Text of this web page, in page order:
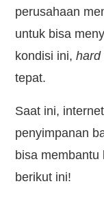
perusahaan
untuk bisa
kondisi ini,hard
tepat.
Saat ini,
penyimpanan
bisa membantu
berikut ini!